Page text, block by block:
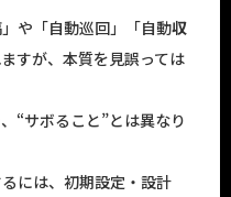
や「自動巡回」「自動収
すが、本質を見誤っては
“サボること”とは異なり
には、初期設定・設計